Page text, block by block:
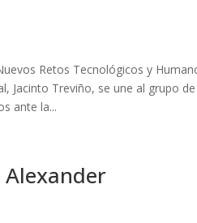
Retos Tecnológicos y
Jacinto Treviño, se une al grupo
ante la...
Alexander